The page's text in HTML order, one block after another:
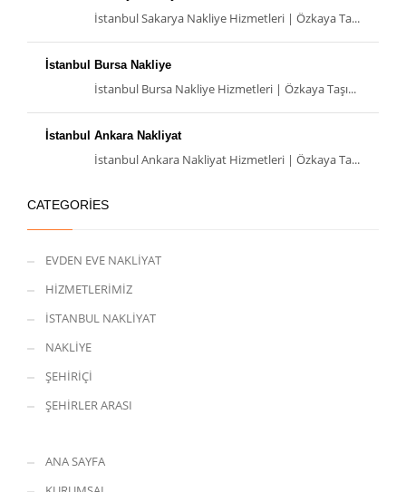
İstanbul Sakarya Nakliye
İstanbul Bursa Nakliye Hizmetleri | Özkaya Taşı...
İstanbul Ankara Nakliyat Hizmetleri | Özkaya Ta...
CATEGORIES
EVDEN EVE NAKLİYAT
HİZMETLERİMİZ
İSTANBUL NAKLİYAT
NAKLİYE
ŞEHİRLER ARASI